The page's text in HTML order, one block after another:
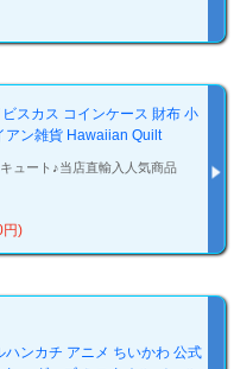
スカス コインケース 財布 小
アン雑貨 Hawaiian Quilt
ュート♪当店直輸入人気商品
円)
ハンカチ アニメ ちいかわ 公式